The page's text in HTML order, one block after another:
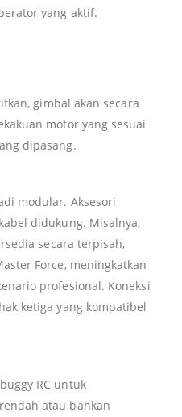
yang aktif.
gimbal akan secara
motor yang sesuai
dipasang.
modular. Aksesori
didukung. Misalnya,
secara terpisah,
Force, meningkatkan
profesional. Koneksi
ketiga yang kompatibel
RC untuk
atau bahkan